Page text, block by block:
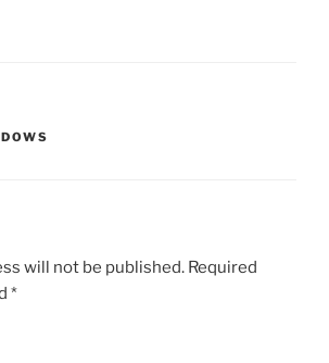
will not be published. Required
*